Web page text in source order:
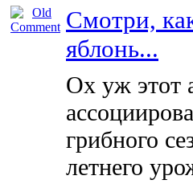
Смотри,
яблонь...
Ох уж этот
грибного
летнего